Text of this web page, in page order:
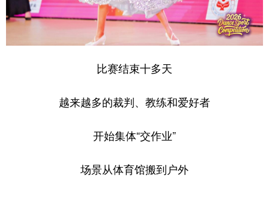
比赛结束十多天
越来越多的裁判、教练和爱好者
开始集体“交作业”
场景从体育馆搬到户外